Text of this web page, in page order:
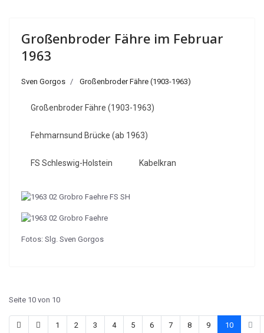
Großenbroder Fähre im Februar
1963
Sven Gorgos Großenbroder Fähre (1903-1963)
Großenbroder Fähre (1903-1963)
Fehmarnsund Brücke (ab 1963)
FS Schleswig-Holstein Kabelkran
Fotos: Slg. Sven Gorgos
Seite 10 von 10
1 2 3 4 5 6 7 8 9 10